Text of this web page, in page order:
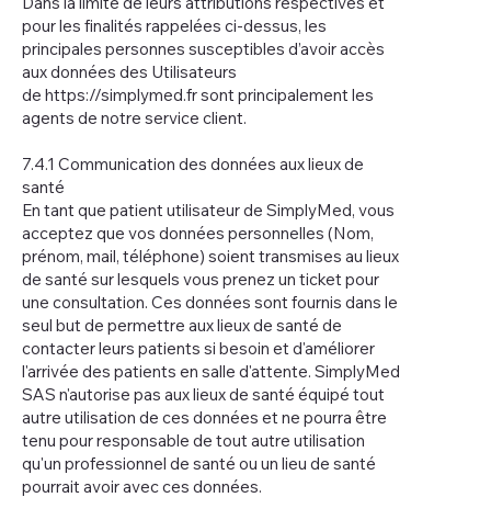
pour les finalités rappelées ci-dessus, les
principales personnes susceptibles d’avoir accès
aux données des Utilisateurs
de https://simplymed.frsont principalement les
agents de notre service client.
7.4.1 Communication des données aux lieux de
santé
En tant que patient utilisateur de SimplyMed, vous
acceptez que vos données personnelles (Nom,
prénom, mail, téléphone) soient transmises au lieux
de santé sur lesquels vous prenez un ticket pour
une consultation. Ces données sont fournis dans le
seul but de permettre aux lieux de santé de
contacter leurs patients si besoin et d'améliorer
l'arrivée des patients en salle d'attente. SimplyMed
SAS n'autorise pas aux lieux de santé équipé tout
autre utilisation de ces données et ne pourra être
tenu pour responsable de tout autre utilisation
qu'un professionnel de santé ou un lieu de santé
pourrait avoir avec ces données.